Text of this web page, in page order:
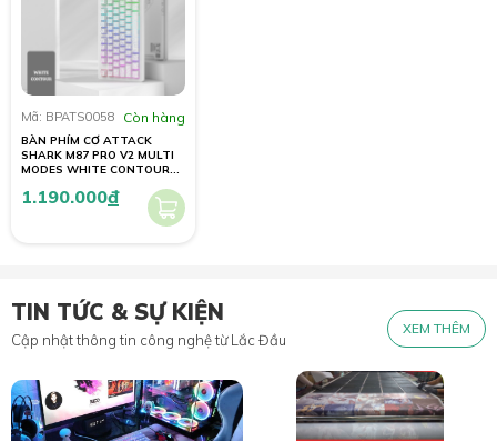
Mã: BPATS0058 Còn hàng
BÀN PHÍM CƠ ATTACK
SHARK M87 PRO V2 MULTI
MODES WHITE CONTOUR
1.190.000đ
TIN TỨC & SỰ KIỆN
Cập nhật thông tin công nghệ từ Lắc Đầu
XEM THÊM